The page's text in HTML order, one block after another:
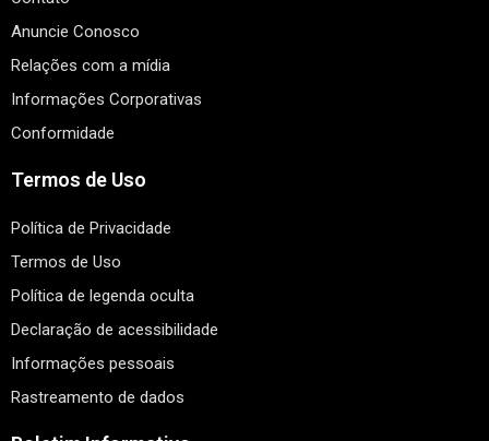
Anuncie Conosco
Relações com a mídia
Informações Corporativas
Conformidade
Termos de Uso
Política de Privacidade
Termos de Uso
Política de legenda oculta
Declaração de acessibilidade
Informações pessoais
Rastreamento de dados